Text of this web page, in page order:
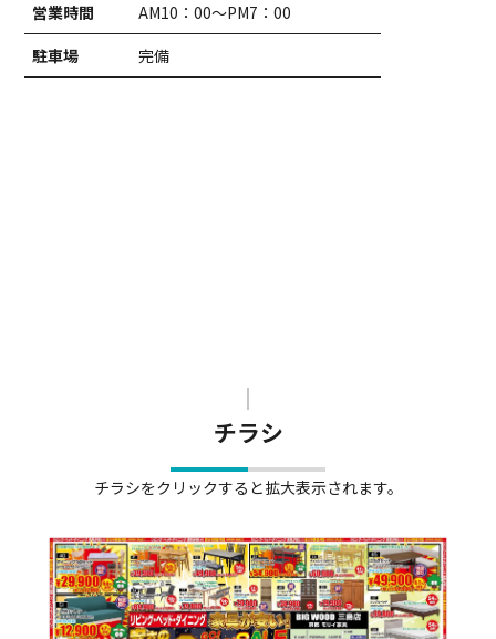
営業時間
AM10：00～PM7：00
駐車場
完備
チラシ
チラシをクリックすると拡大表示されます。